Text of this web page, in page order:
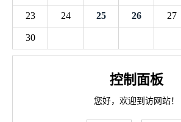
23 24 25 26 27
30
控制面板
您好，欢迎到访网站！